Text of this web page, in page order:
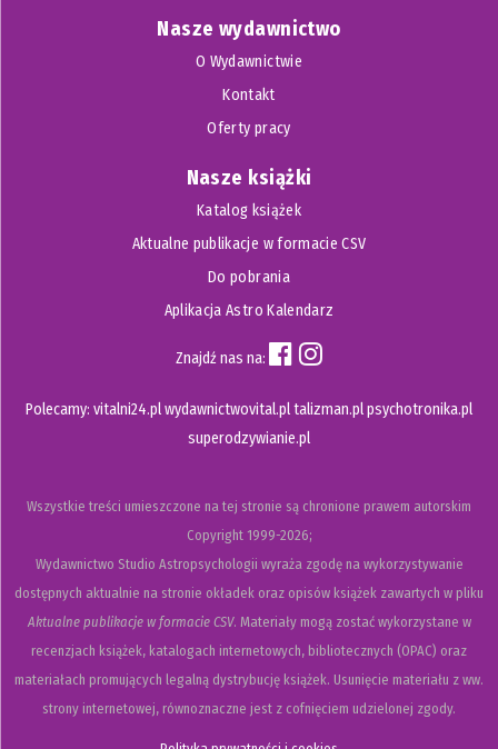
Nasze wydawnictwo
O Wydawnictwie
Kontakt
Oferty pracy
Nasze książki
Katalog książek
Aktualne publikacje w formacie CSV
Do pobrania
Aplikacja Astro Kalendarz
Znajdź nas na:
Polecamy: vitalni24.plwydawnictwovital.pltalizman.plpsychotronika.pl
superodzywianie.pl
Wszystkie treści umieszczone na tej stronie są chronione prawem autorskim
Copyright1999-2026;
Wydawnictwo Studio Astropsychologii wyraża zgodę na wykorzystywanie
dostępnych aktualnie na stronie okładek oraz opisów książek zawartych w pliku
Aktualne publikacje w formacie CSV. Materiały mogą zostać wykorzystane w
recenzjach książek, katalogach internetowych, bibliotecznych (OPAC) oraz
materiałach promujących legalną dystrybucję książek. Usunięcie materiału z ww.
strony internetowej, równoznaczne jest z cofnięciem udzielonej zgody.